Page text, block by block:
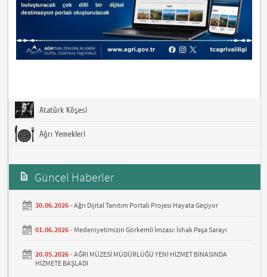
Atatürk Köşesi
Ağrı Yemekleri
Güncel Haberler
30.06.2026 -Ağrı Dijital Tanıtım Portalı Projesi Hayata Geçiyor
01.06.2026 - Medeniyetimizin Görkemli İmzası: İshak Paşa Sarayı
20.05.2026 -AĞRI MÜZESİ MÜDÜRLÜĞÜ YENİ HİZMET BİNASINDA
HİZMETE BAŞLADI